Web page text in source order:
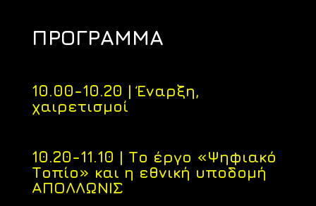
ΠΡΟΓΡΑΜΜΑ
10.00-10.20 | Έναρξη,
χαιρετισμοί
10.20-11.10 | Το έργο «Ψηφιακό
Τοπίο» και η εθνική υποδομή
ΑΠΟΛΛΩΝΙΣ